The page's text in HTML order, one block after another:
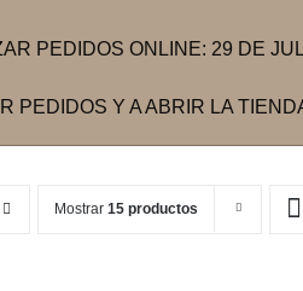
PEDIDOS ONLINE: 29 DE
PEDIDOS Y A ABRIR LA
Mostrar 15 productos